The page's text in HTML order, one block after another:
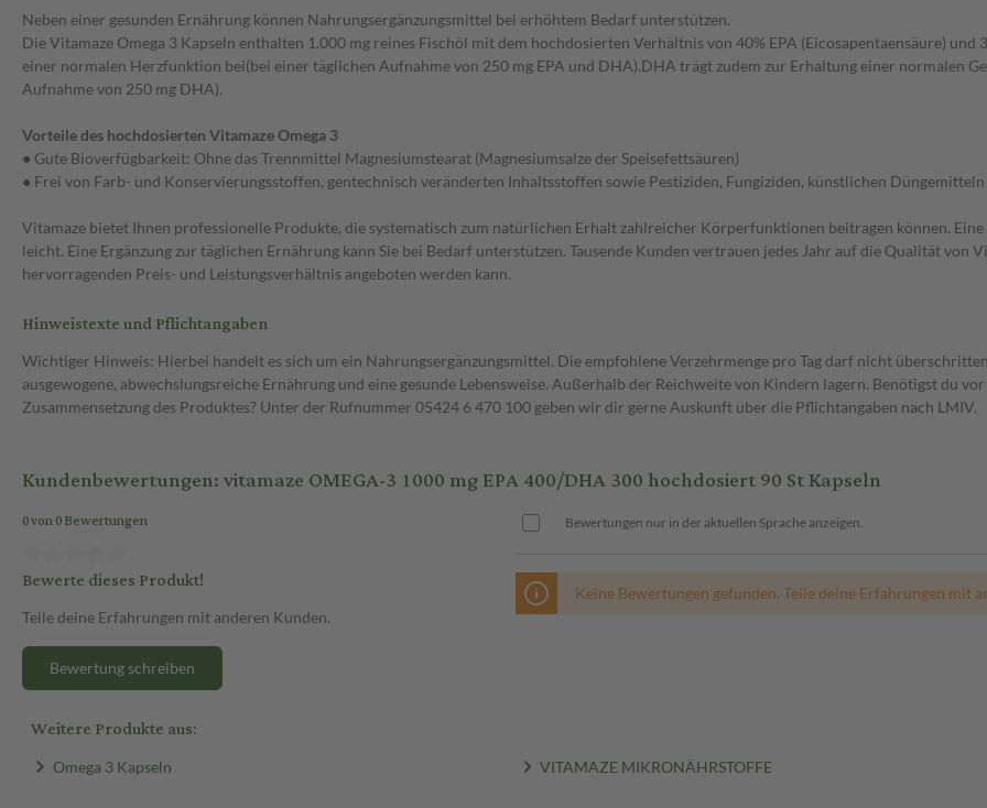
Neben einer gesunden Ernährung können Nahrungsergänzungsmittel bei erhöhtem Bedarf unterstützen.
Die Vitamaze Omega 3 Kapseln enthalten 1.000 mg reines Fischöl mit dem hochdosierten Verhältnis von 40% EPA (Eicosapentaensäure)
einer normalen Herzfunktion bei(bei einer täglichen Aufnahme von 250 mg EPA und DHA).DHA trägt zudem zur Erhaltung einer normalen
Aufnahme von 250 mg DHA).
Vorteile des hochdosierten Vitamaze Omega 3
● Gute Bioverfügbarkeit: Ohne das Trennmittel Magnesiumstearat (Magnesiumsalze der Speisefettsäuren)
● Frei von Farb- und Konservierungsstoffen, gentechnisch veränderten Inhaltsstoffen sowie Pestiziden, Fungiziden, künstlichen
Vitamaze bietet Ihnen professionelle Produkte, die systematisch zum natürlichen Erhalt zahlreicher Körperfunktionen beitragen können.
leicht. Eine Ergänzung zur täglichen Ernährung kann Sie bei Bedarf unterstützen. Tausende Kunden vertrauen jedes Jahr auf die Qualität von
hervorragenden Preis- und Leistungsverhältnis angeboten werden kann.
Hinweistexte und Pflichtangaben
Wichtiger Hinweis: Hierbei handelt es sich um ein Nahrungsergänzungsmittel. Die empfohlene Verzehrmenge pro Tag darf nicht
ausgewogene, abwechslungsreiche Ernährung und eine gesunde Lebensweise. Außerhalb der Reichweite von Kindern lagern. Benötigst du
Zusammensetzung des Produktes? Unter der Rufnummer 05424 6 470 100 geben wir dir gerne Auskunft über die Pflichtangaben nach LMIV.
Kundenbewertungen: vitamaze OMEGA-3 1000 mg EPA 400/DHA 300 hochdosiert 90 St Kapseln
0 von 0 Bewertungen
Bewerte dieses Produkt!
Teile deine Erfahrungen mit anderen Kunden.
Bewertung schreiben
Bewertungen nur in der aktuellen Sprache anzeigen.
Keine Bewertungen gefunden. Teile deine Erfahrungen mit
Weitere Produkte aus:
Omega 3 Kapseln VITAMAZE MIKRONÄHRSTOFFE